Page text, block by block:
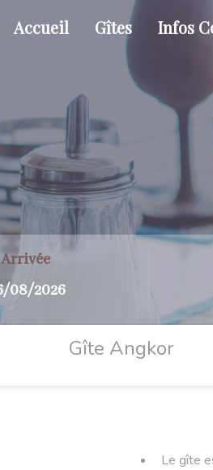
Accueil Gîtes Infos
Arrivée
Gîte Angkor
Le gîte